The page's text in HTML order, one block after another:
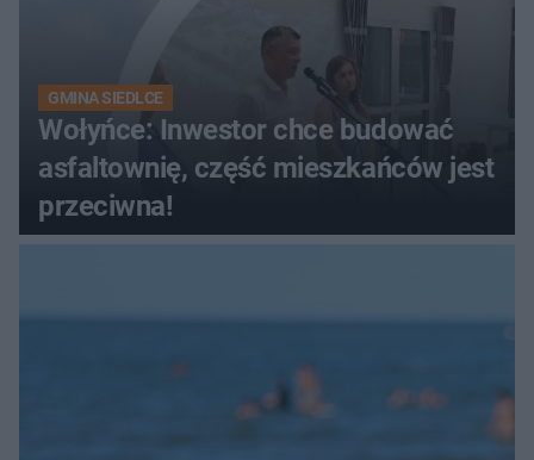
GMINA SIEDLCE
Wołyńce: Inwestor chce budować
asfaltownię, część mieszkańców jest
przeciwna!